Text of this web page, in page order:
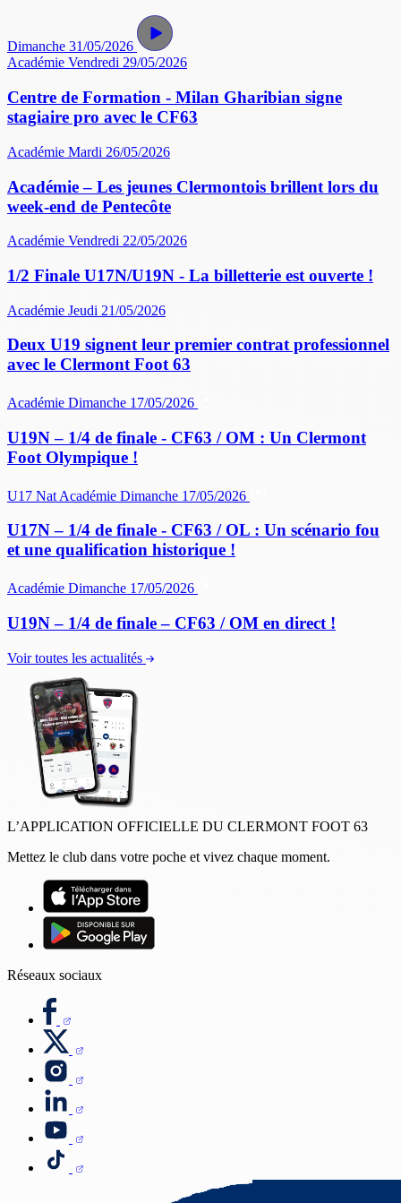
Dimanche 31/05/2026
Académie Vendredi 29/05/2026
Centre de Formation - Milan Gharibian signe
stagiaire pro avec le CF63
Académie Mardi 26/05/2026
Académie – Les jeunes Clermontois brillent lors du
week-end de Pentecôte
Académie Vendredi 22/05/2026
1/2 Finale U17N/U19N - La billetterie est ouverte !
Académie Jeudi 21/05/2026
Deux U19 signent leur premier contrat professionnel
avec le Clermont Foot 63
Académie Dimanche 17/05/2026
U19N – 1/4 de finale - CF63 / OM : Un Clermont
Foot Olympique !
U17 Nat Académie Dimanche 17/05/2026
U17N – 1/4 de finale - CF63 / OL : Un scénario fou
et une qualification historique !
Académie Dimanche 17/05/2026
U19N – 1/4 de finale – CF63 / OM en direct !
Voir toutes les actualités
L’APPLICATION OFFICIELLE DU CLERMONT FOOT 63
Mettez le club dans votre poche et vivez chaque moment.
Réseaux sociaux